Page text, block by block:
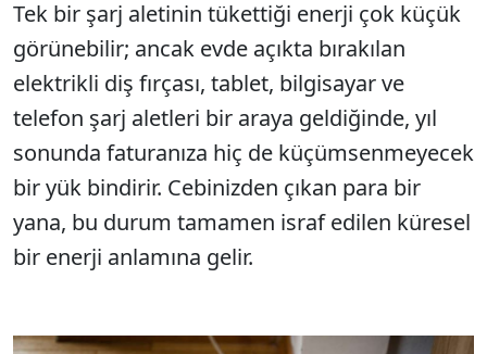
Tek bir şarj aletinin tükettiği enerji çok küçük
görünebilir; ancak evde açıkta bırakılan
elektrikli diş fırçası, tablet, bilgisayar ve
telefon şarj aletleri bir araya geldiğinde, yıl
sonunda faturanıza hiç de küçümsenmeyecek
bir yük bindirir. Cebinizden çıkan para bir
yana, bu durum tamamen israf edilen küresel
bir enerji anlamına gelir.